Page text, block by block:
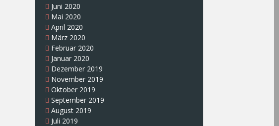
Juni 2020
Mai 2020
April 2020
März 2020
Februar 2020
Januar 2020
Dezember 2019
November 2019
Oktober 2019
September 2019
August 2019
Juli 2019